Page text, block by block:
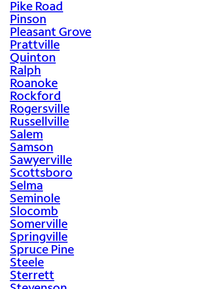
Pike Road
Pinson
Pleasant Grove
Prattville
Quinton
Ralph
Roanoke
Rockford
Rogersville
Russellville
Salem
Samson
Sawyerville
Scottsboro
Selma
Seminole
Slocomb
Somerville
Springville
Spruce Pine
Steele
Sterrett